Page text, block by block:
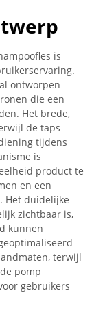
is
ontworpen
die een
Het brede,
de taps
tijdens
is
product te
en een
Het duidelijke
zichtbaar is,
kunnen
terwijl
pomp
gebruikers